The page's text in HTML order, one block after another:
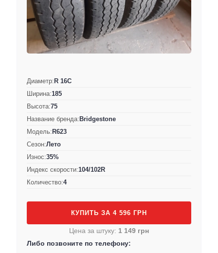
Диаметр:R 16C
Ширина:185
Высота:75
Название бренда:Bridgestone
Модель:R623
Сезон:Лето
Износ:35%
Индекс скорости:104/102R
Количество:4
КУПИТЬ ЗА 4 596 ГРН
Цена за штуку: 1 149 грн
Либо позвоните по телефону: